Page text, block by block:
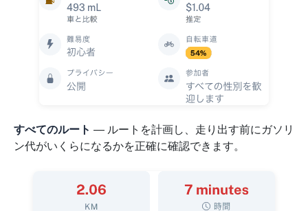
すべてのルート — ルートを計画し、走り出す前にガソリ
ン代がいくらになるかを正確に確認できます。